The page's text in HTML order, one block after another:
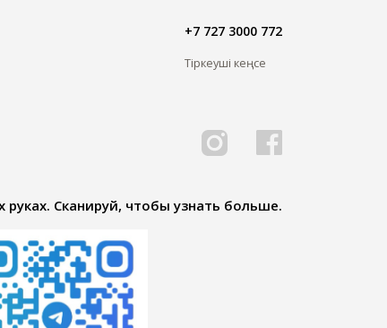
+7 727 3000 772
Тіркеуші кеңсе
руках. Сканируй, чтобы узнать больше.